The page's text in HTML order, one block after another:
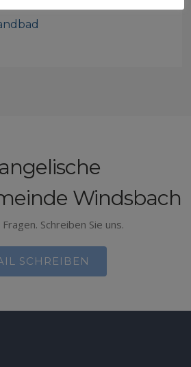
Windsbach
Schreiben Sie uns.
SCHREIBEN